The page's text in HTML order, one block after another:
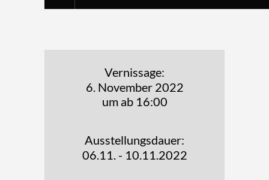
Vernissage:
6. November 2022
um ab 16:00
Ausstellungsdauer:
06.11. - 10.11.2022